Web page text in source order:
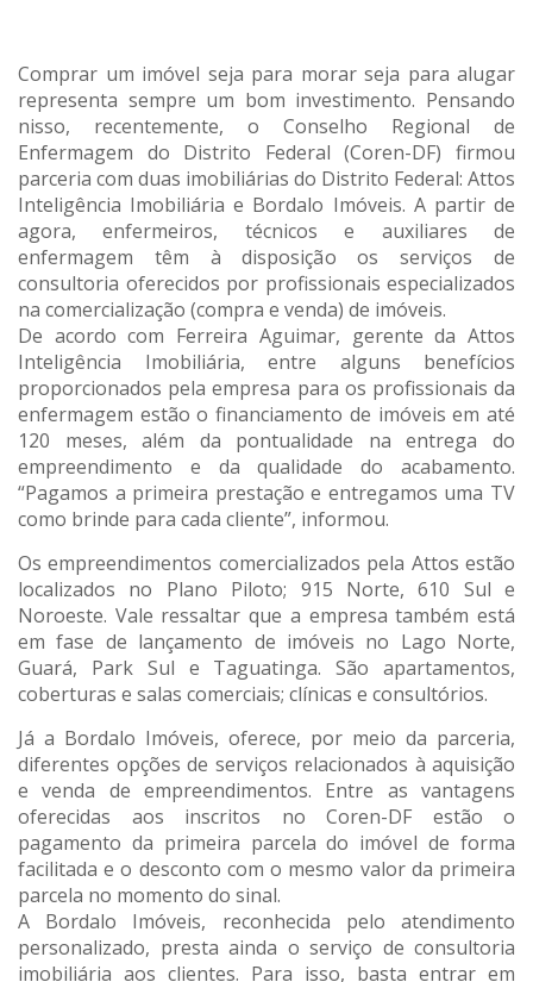
Comprar um imóvel seja para morar seja para alugar
representa sempre um bom investimento. Pensando
nisso, recentemente, o Conselho Regional de
Enfermagem do Distrito Federal (Coren-DF) firmou
parceria com duas imobiliárias do Distrito Federal: Attos
Inteligência Imobiliária e Bordalo Imóveis. A partir de
agora, enfermeiros, técnicos e auxiliares de
enfermagem têm à disposição os serviços de
consultoria oferecidos por profissionais especializados
na comercialização (compra e venda) de imóveis.
De acordo com Ferreira Aguimar, gerente da Attos
Inteligência Imobiliária, entre alguns benefícios
proporcionados pela empresa para os profissionais da
enfermagem estão o financiamento de imóveis em até
120 meses, além da pontualidade na entrega do
empreendimento e da qualidade do acabamento.
“Pagamos a primeira prestação e entregamos uma TV
como brinde para cada cliente”, informou.
Os empreendimentos comercializados pela Attos estão
localizados no Plano Piloto; 915 Norte, 610 Sul e
Noroeste. Vale ressaltar que a empresa também está
em fase de lançamento de imóveis no Lago Norte,
Guará, Park Sul e Taguatinga. São apartamentos,
coberturas e salas comerciais; clínicas e consultórios.
Já a Bordalo Imóveis, oferece, por meio da parceria,
diferentes opções de serviços relacionados à aquisição
e venda de empreendimentos. Entre as vantagens
oferecidas aos inscritos no Coren-DF estão o
pagamento da primeira parcela do imóvel de forma
facilitada e o desconto com o mesmo valor da primeira
parcela no momento do sinal.
A Bordalo Imóveis, reconhecida pelo atendimento
personalizado, presta ainda o serviço de consultoria
imobiliária aos clientes. Para isso, basta entrar em